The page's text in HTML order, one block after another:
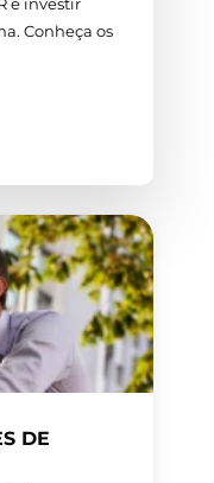
Conheça os
DE